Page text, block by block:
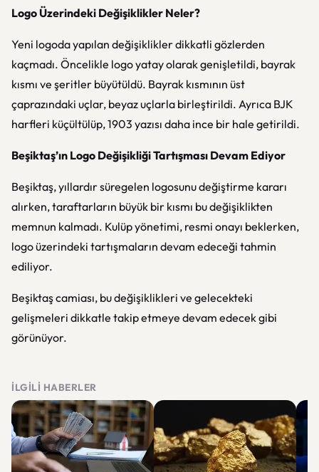
Logo Üzerindeki Değişiklikler Neler?
Yeni logoda yapılan değişiklikler dikkatli gözlerden
kaçmadı. Öncelikle logo yatay olarak genişletildi, bayrak
kısmı ve şeritler büyütüldü. Bayrak kısmının üst
çaprazındaki uçlar, beyaz uçlarla birleştirildi. Ayrıca BJK
harfleri küçültülüp, 1903 yazısı daha ince bir hale getirildi.
Beşiktaş’ın Logo Değişikliği Tartışması Devam Ediyor
Beşiktaş, yıllardır süregelen logosunu değiştirme kararı
alırken, taraftarların büyük bir kısmı bu değişiklikten
memnun kalmadı. Kulüp yönetimi, resmi onayı beklerken,
logo üzerindeki tartışmaların devam edeceği tahmin
ediliyor.
Beşiktaş camiası, bu değişiklikleri ve gelecekteki
gelişmeleri dikkatle takip etmeye devam edecek gibi
görünüyor.
İLGILI HABERLER